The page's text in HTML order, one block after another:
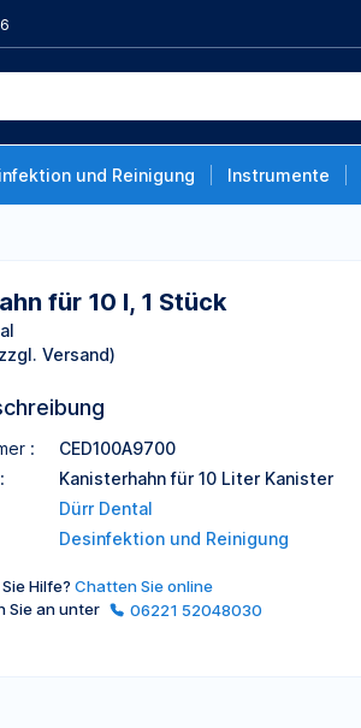
und Reinigung Instrumente
für 10 l, 1 Stück
Versand)
:
CED100A9700
Kanisterhahn für 10 Liter Kanister
Dürr Dental
Desinfektion und Reinigung
Hilfe? Chatten Sie online
Sie an unter
06221 52048030